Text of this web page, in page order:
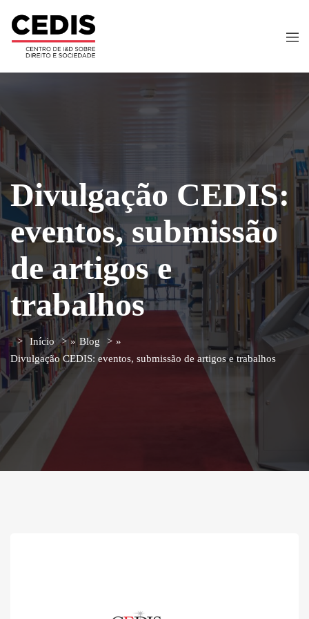
Divulgação CEDIS:
eventos, submissão
de artigos e
trabalhos
Início » Blog
»
Divulgação CEDIS: eventos, submissão de artigos e trabalhos